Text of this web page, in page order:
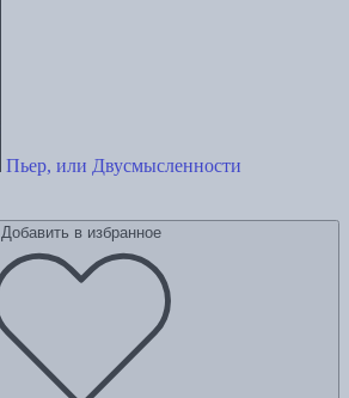
Пьер, или Двусмысленности
Добавить в избранное